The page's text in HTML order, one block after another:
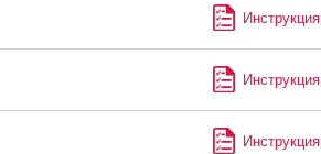
Инструкция
Инструкция
Инструкция